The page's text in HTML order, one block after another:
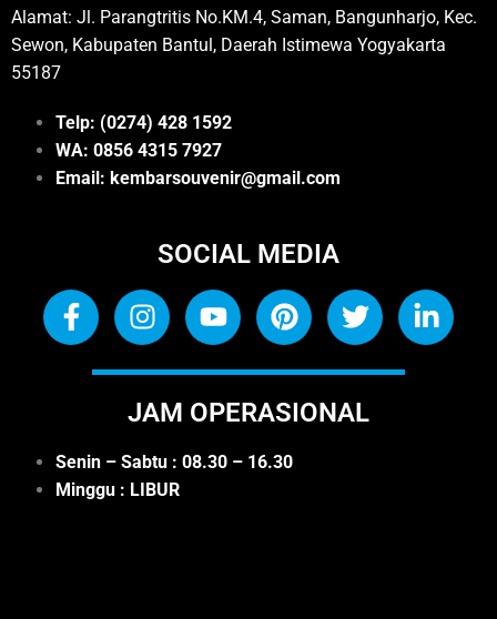
Alamat: Jl. Parangtritis No.KM.4, Saman, Bangunharjo, Kec.
Sewon, Kabupaten Bantul, Daerah Istimewa Yogyakarta
55187
Telp: (0274) 428 1592
WA: 0856 4315 7927
Email: kembarsouvenir@gmail.com
SOCIAL MEDIA
JAM OPERASIONAL
Senin – Sabtu : 08.30 – 16.30
Minggu : LIBUR